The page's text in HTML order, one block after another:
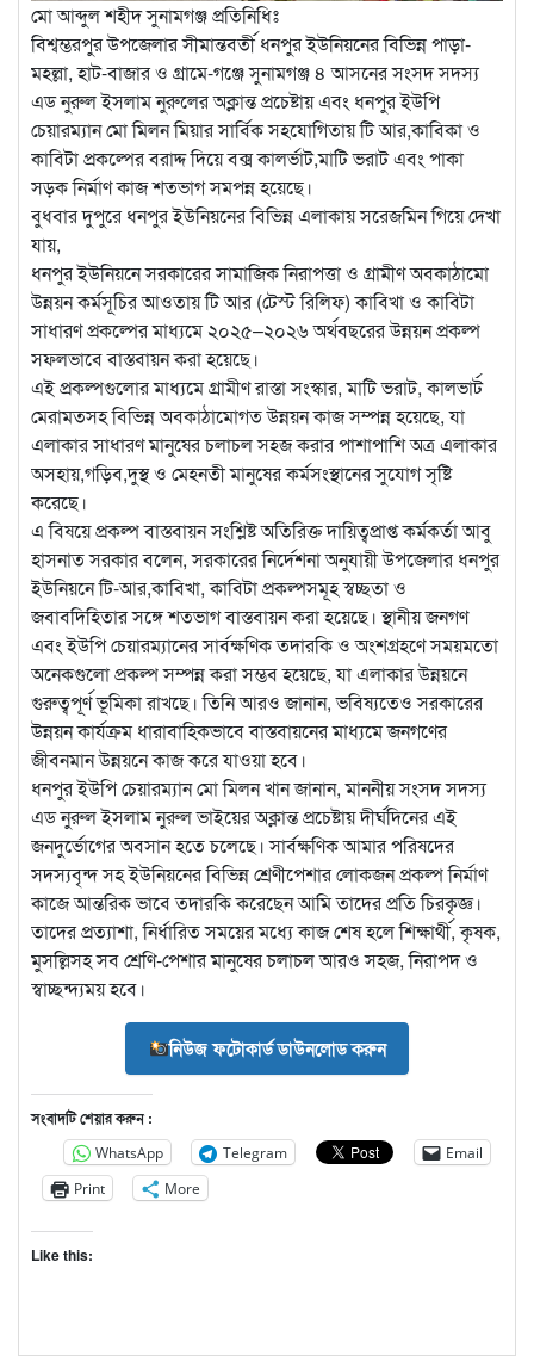
মো আব্দুল শহীদ সুনামগঞ্জ প্রতিনিধিঃ
বিশ্বম্ভরপুর উপজেলার সীমান্তবর্তী ধনপুর ইউনিয়নের বিভিন্ন পাড়া-
মহল্লা, হাট-বাজার ও গ্রামে-গঞ্জে সুনামগঞ্জ ৪ আসনের সংসদ সদস্য
এড নুরুল ইসলাম নুরুলের অক্লান্ত প্রচেষ্টায় এবং ধনপুর ইউপি
চেয়ারম্যান মো মিলন মিয়ার সার্বিক সহযোগিতায় টি আর,কাবিকা ও
কাবিটা প্রকল্পের বরাদ্দ দিয়ে বক্স কালর্ভাট,মাটি ভরাট এবং পাকা
সড়ক নির্মাণ কাজ শতভাগ সমপন্ন হয়েছে।
বুধবার দুপুরে ধনপুর ইউনিয়নের বিভিন্ন এলাকায় সরেজমিন গিয়ে দেখা
যায়,
ধনপুর ইউনিয়নে সরকারের সামাজিক নিরাপত্তা ও গ্রামীণ অবকাঠামো
উন্নয়ন কর্মসূচির আওতায় টি আর (টেস্ট রিলিফ) কাবিখা ও কাবিটা
সাধারণ প্রকল্পের মাধ্যমে ২০২৫–২০২৬ অর্থবছরের উন্নয়ন প্রকল্প
সফলভাবে বাস্তবায়ন করা হয়েছে।
এই প্রকল্পগুলোর মাধ্যমে গ্রামীণ রাস্তা সংস্কার, মাটি ভরাট, কালভার্ট
মেরামতসহ বিভিন্ন অবকাঠামোগত উন্নয়ন কাজ সম্পন্ন হয়েছে, যা
এলাকার সাধারণ মানুষের চলাচল সহজ করার পাশাপাশি অত্র এলাকার
অসহায়,গড়িব,দুস্থ ও মেহনতী মানুষের কর্মসংস্থানের সুযোগ সৃষ্টি
করেছে।
এ বিষয়ে প্রকল্প বাস্তবায়ন সংশ্লিষ্ট অতিরিক্ত দায়িত্বপ্রাপ্ত কর্মকর্তা আবু
হাসনাত সরকার বলেন, সরকারের নির্দেশনা অনুযায়ী উপজেলার ধনপুর
ইউনিয়নে টি-আর,কাবিখা, কাবিটা প্রকল্পসমূহ স্বচ্ছতা ও
জবাবদিহিতার সঙ্গে শতভাগ বাস্তবায়ন করা হয়েছে। স্থানীয় জনগণ
এবং ইউপি চেয়ারম্যানের সার্বক্ষণিক তদারকি ও অংশগ্রহণে সময়মতো
অনেকগুলো প্রকল্প সম্পন্ন করা সম্ভব হয়েছে, যা এলাকার উন্নয়নে
গুরুত্বপূর্ণ ভূমিকা রাখছে। তিনি আরও জানান, ভবিষ্যতেও সরকারের
উন্নয়ন কার্যক্রম ধারাবাহিকভাবে বাস্তবায়নের মাধ্যমে জনগণের
জীবনমান উন্নয়নে কাজ করে যাওয়া হবে।
ধনপুর ইউপি চেয়ারম্যান মো মিলন খান জানান, মাননীয় সংসদ সদস্য
এড নুরুল ইসলাম নুরুল ভাইয়ের অক্লান্ত প্রচেষ্টায় দীর্ঘদিনের এই
জনদুর্ভোগের অবসান হতে চলেছে। সার্বক্ষণিক আমার পরিষদের
সদস্যবৃন্দ সহ ইউনিয়নের বিভিন্ন শ্রেণীপেশার লোকজন প্রকল্প নির্মাণ
কাজে আন্তরিক ভাবে তদারকি করেছেন আমি তাদের প্রতি চিরকৃজ্ঞ।
তাদের প্রত্যাশা, নির্ধারিত সময়ের মধ্যে কাজ শেষ হলে শিক্ষার্থী, কৃষক,
মুসল্লিসহ সব শ্রেণি-পেশার মানুষের চলাচল আরও সহজ, নিরাপদ ও
স্বাচ্ছন্দ্যময় হবে।
নিউজ ফটোকার্ড ডাউনলোড করুন
সংবাদটি শেয়ার করুন :
WhatsApp Telegram
Email
Print
More
Like this: